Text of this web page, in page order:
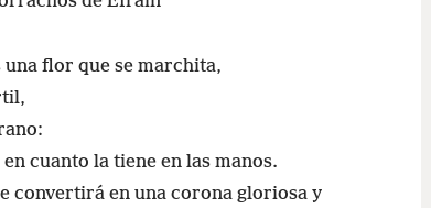
una flor que se marchita,
cuanto la tiene en las manos.
convertirá en una corona gloriosa y